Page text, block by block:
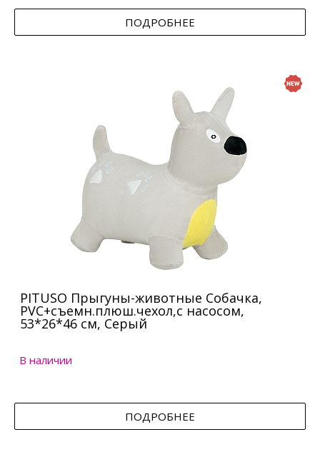
ПОДРОБНЕЕ
PITUSO Прыгуны-животные Собачка,
PVC+съемн.плюш.чехол,с насосом,
53*26*46 см, Серый
В наличии
ПОДРОБНЕЕ